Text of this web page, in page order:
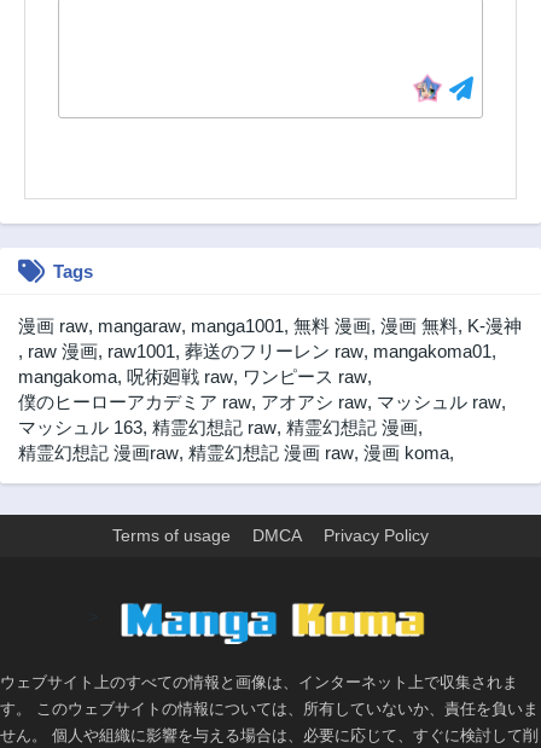
3年前 3年前
第31話
第29話
3年前
第28話
3年前
第27話
3年前
第26話
3年前
第25話 第24話
第22話
3年前
3年前 3年前
第17話
3年前
第16話
3年前
Tags
漫画 raw, mangaraw, manga1001, 無料 漫画, 漫画 無料, K-漫神
, raw 漫画, raw1001, 葬送のフリーレン raw, mangakoma01,
mangakoma, 呪術廻戦 raw, ワンピース raw,
僕のヒーローアカデミア raw, アオアシ raw, マッシュル raw,
マッシュル 163, 精霊幻想記 raw, 精霊幻想記 漫画,
精霊幻想記 漫画raw, 精霊幻想記 漫画 raw, 漫画 koma,
Terms of usage DMCA Privacy Policy
ウェブサイト上のすべての情報と画像は、インターネット上で収集されま
す。 このウェブサイトの情報については、所有していないか、責任を負いま
せん。 個人や組織に影響を与える場合は、必要に応じて、すぐに検討して削